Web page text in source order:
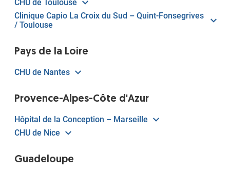
CHU de Toulouse
Clinique Capio La Croix du Sud – Quint-Fonsegrives
/ Toulouse
Pays de la Loire
CHU de Nantes
Provence-Alpes-Côte d'Azur
Hôpital de la Conception – Marseille
CHU de Nice
Guadeloupe